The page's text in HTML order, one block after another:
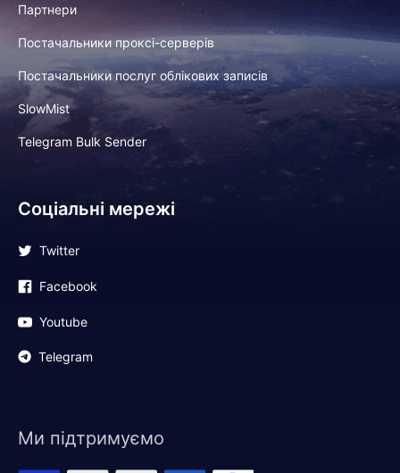
Партнери
Постачальники проксі-серверів
Постачальники послуг облікових записів
SlowMist
Telegram Bulk Sender
Соціальні мережі
Twitter
Facebook
Youtube
Telegram
Ми підтримуємо